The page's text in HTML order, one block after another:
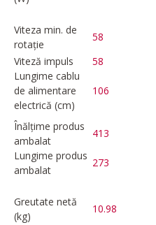
Viteza min. de
rotație
58
Viteză impuls
58
Lungime cablu
de alimentare
electrică (cm)
106
Înălțime produs
ambalat
413
Lungime produs
ambalat
273
Greutate netă
(kg)
10.98